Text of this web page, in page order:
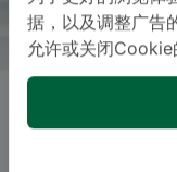
据，以及调整广告
允许或关闭Cookie